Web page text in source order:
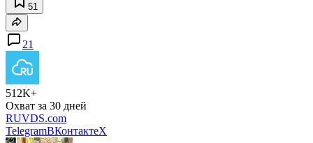
51
21
512K+
Охват за 30 дней
RUVDS.com
TelegramВКонтактеX